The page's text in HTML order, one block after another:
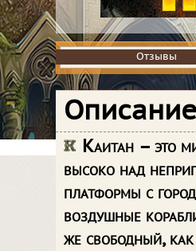
Отзывы
Отзывы
Каитан – это
высоко над
платформы с
воздушные
же свободный,